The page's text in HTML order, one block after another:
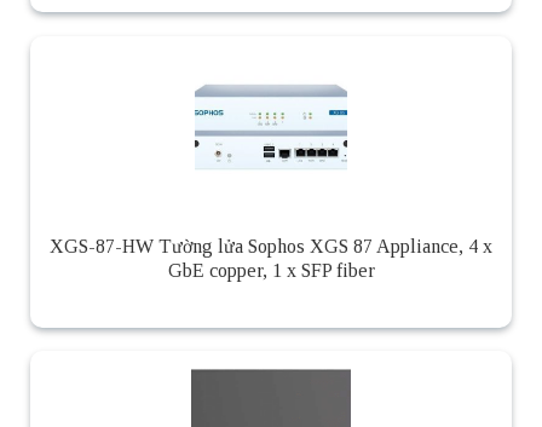
XGS-87-HW Tường lửa Sophos XGS 87 Appliance, 4 x
GbE copper, 1 x SFP fiber